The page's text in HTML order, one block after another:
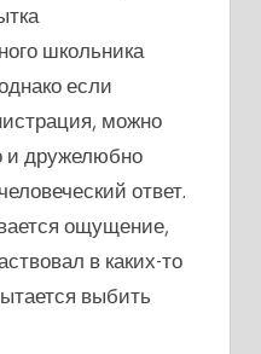
школьника
если
можно
и дружелюбно
ответ.
ощущение,
в каких-то
выбить